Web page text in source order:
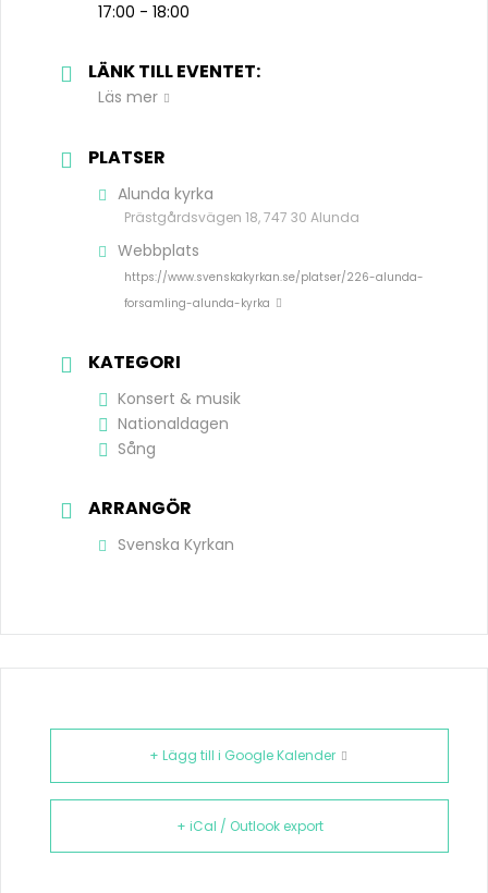
17:00 - 18:00
LÄNK TILL EVENTET:
Läs mer
PLATSER
Alunda kyrka
Prästgårdsvägen 18, 747 30 Alunda
Webbplats
https://www.svenskakyrkan.se/platser/226-alunda-
forsamling-alunda-kyrka
KATEGORI
Konsert & musik
Nationaldagen
Sång
ARRANGÖR
Svenska Kyrkan
+ Lägg till i Google Kalender
+ iCal / Outlook export